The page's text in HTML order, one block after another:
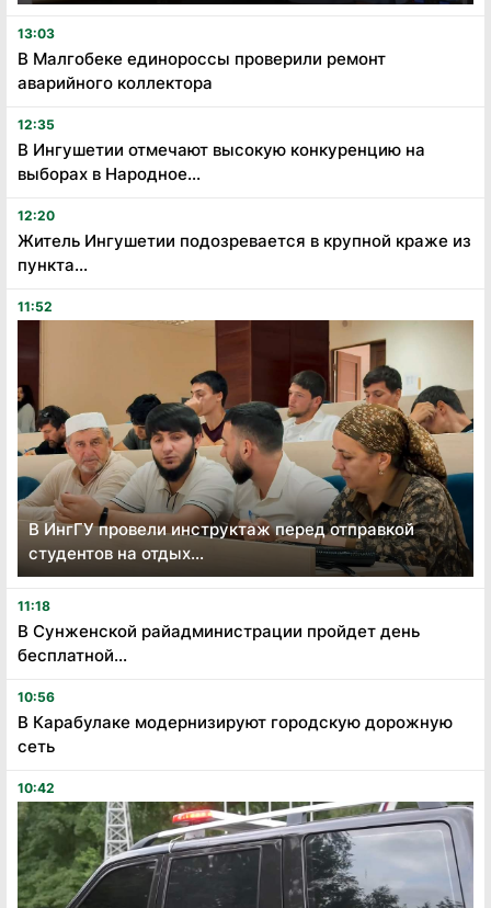
13:03
В Малгобеке единороссы проверили ремонт
аварийного коллектора
12:35
В Ингушетии отмечают высокую конкуренцию на
выборах в Народное...
12:20
Житель Ингушетии подозревается в крупной краже из
пункта...
11:52
В ИнгГУ провели инструктаж перед отправкой
студентов на отдых...
11:18
В Сунженской райадминистрации пройдет день
бесплатной...
10:56
В Карабулаке модернизируют городскую дорожную
сеть
10:42